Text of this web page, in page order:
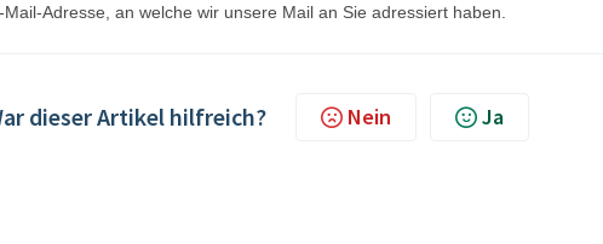
Adresse, an welche wir unsere Mail an Sie adressiert haben.
dieser Artikel hilfreich? Nein Ja